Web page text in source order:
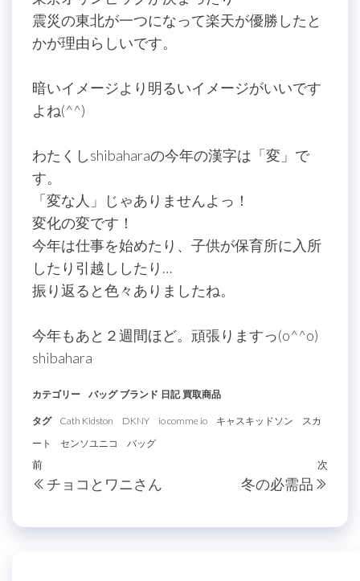
震災の東北が一つになって楽天が優勝したと
かが理由らしいです。
暗いイメージより明るいイメージがいいです
よね(^^)
わたくしshibaharaの今年の漢字は「変」で
す。
「変な人」じゃありませんよっ！
変化の変です！
今年は仕事を始めたり、子供が保育所に入所
したり引越ししたり…
振り返ると色々ありましたね。
今年もあと２週間ほど。頑張りますっ(o^^o)
shibahara
カテゴリー バッグ ブランド 日記 買取商品
タグ Cath Kidston DKNY io comme io キャスキッドソン
スカ
ート
センソユニコ バッグ
投
稿
ナ
過
去
前
チョコとワニさん
次
次
冬の必需品